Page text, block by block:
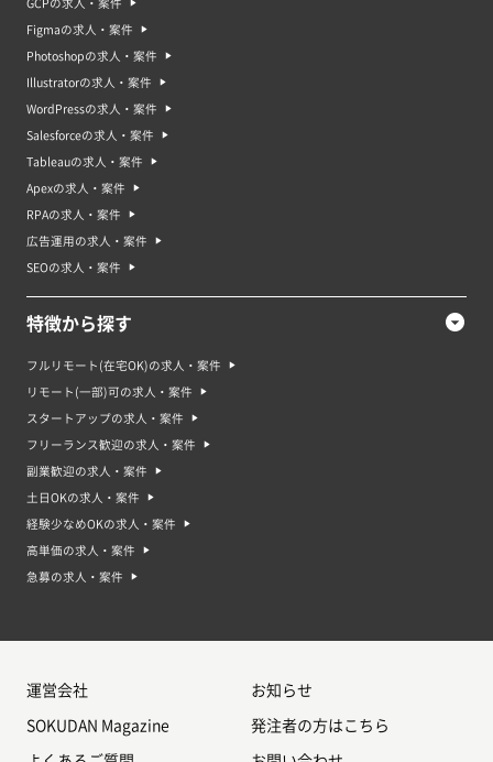
GCPの求人・案件
Figmaの求人・案件
Photoshopの求人・案件
Illustratorの求人・案件
WordPressの求人・案件
Salesforceの求人・案件
Tableauの求人・案件
Apexの求人・案件
RPAの求人・案件
広告運用の求人・案件
SEOの求人・案件
特徴から探す
フルリモート(在宅OK)の求人・案件
リモート(一部)可の求人・案件
スタートアップの求人・案件
フリーランス歓迎の求人・案件
副業歓迎の求人・案件
土日OKの求人・案件
経験少なめOKの求人・案件
高単価の求人・案件
急募の求人・案件
運営会社 お知らせ
SOKUDAN Magazine 発注者の方はこちら